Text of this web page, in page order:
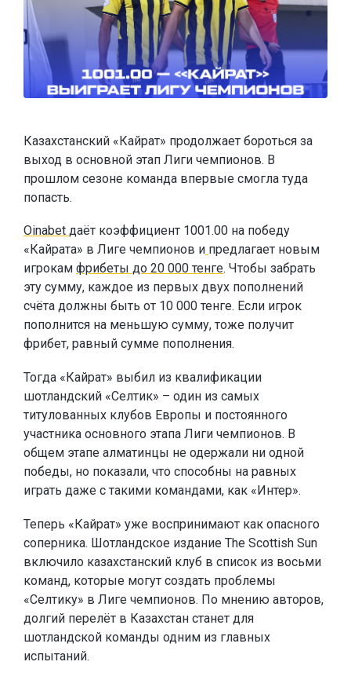
Казахстанский «Кайрат» продолжает бороться за
выход в основной этап Лиги чемпионов. В
прошлом сезоне команда впервые смогла туда
попасть.
Oinabet даёт коэффициент 1001.00 на победу
«Кайрата» в Лиге чемпионов и предлагает новым
игрокам фрибеты до 20 000 тенге. Чтобы забрать
эту сумму, каждое из первых двух пополнений
счёта должны быть от 10 000 тенге. Если игрок
пополнится на меньшую сумму, тоже получит
фрибет, равный сумме пополнения.
Тогда «Кайрат» выбил из квалификации
шотландский «Селтик» – один из самых
титулованных клубов Европы и постоянного
участника основного этапа Лиги чемпионов. В
общем этапе алматинцы не одержали ни одной
победы, но показали, что способны на равных
играть даже с такими командами, как «Интер».
Теперь «Кайрат» уже воспринимают как опасного
соперника. Шотландское издание The Scottish Sun
включило казахстанский клуб в список из восьми
команд, которые могут создать проблемы
«Селтику» в Лиге чемпионов. По мнению авторов,
долгий перелёт в Казахстан станет для
шотландской команды одним из главных
испытаний.